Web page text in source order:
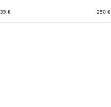
35 € 250 €